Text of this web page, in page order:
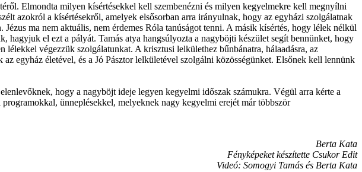
Elmondta milyen kísértésekkel kell szembenézni és milyen kegyelmekre kell megnyílni
azokról a kísértésekről, amelyek elsősorban arra irányulnak, hogy az egyházi szolgálatnak
ma nem aktuális, nem érdemes Róla tanúságot tenni. A másik kísértés, hogy lélek nélkül
el ezt a pályát. Tamás atya hangsúlyozta a nagyböjti készület segít bennünket, hogy
végezzük szolgálatunkat. A krisztusi lelkülethez bűnbánatra, hálaadásra, az
egyház életével, és a Jó Pásztor lelkületével szolgálni közösségünket. Elsőnek kell lennünk
hogy a nagyböjt ideje legyen kegyelmi időszak számukra. Végül arra kérte a
ünneplésekkel, melyeknek nagy kegyelmi erejét már többször
Berta Kata
Fényképeket készítette Csukor Edit
Videó: Somogyi Tamás és Berta Kata